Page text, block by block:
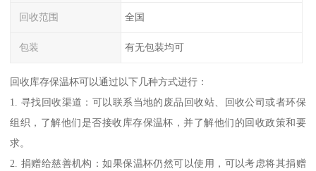
回收范围 全国
包装 有无包装均可
回收库存保温杯可以通过以下几种方式进行：
1. 寻找回收渠道：可以联系当地的废品回收站、回收公司或者环保
组织，了解他们是否接收库存保温杯，并了解他们的回收政策和要
求。
2. 捐赠给慈善机构：如果保温杯仍然可以使用，可以考虑将其捐赠